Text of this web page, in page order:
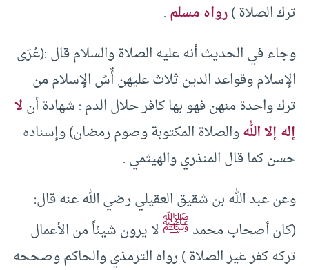
ترك الصلاة )رواه مسلم.
وجاء في الحديث أنه عليه الصلاة والسلام قال :(عُرَى
الإسلام وقواعد الدين ثلاث عليهن أٌسُ الإسلام من
ترك واحدة منهن فهو بها كافر حلال الدم : شهادة أنلا
إله إلا اللهوالصلاة المكتوبة وصوم رمضان) وإسناده
حسن كما قال المنذري والهيثمي .
وعن عبد الله بن شقيق العقيلي رضي الله عنه قال:
(كان أصحاب محمدﷺلا يرون شيئاً من الأعمال
تركه كفر غير الصلاة ) رواه الترمذي والحاكم وصححه